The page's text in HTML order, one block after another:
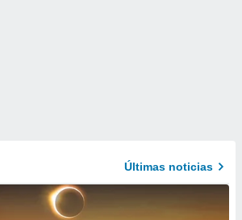
Últimas noticias